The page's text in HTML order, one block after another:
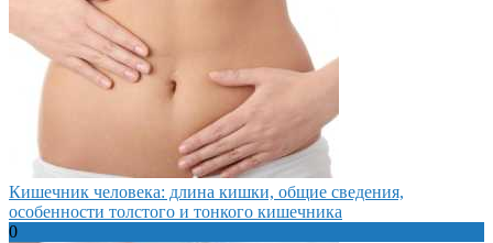
Кишечник человека: длина кишки, общие сведения,
особенности толстого и тонкого кишечника
0